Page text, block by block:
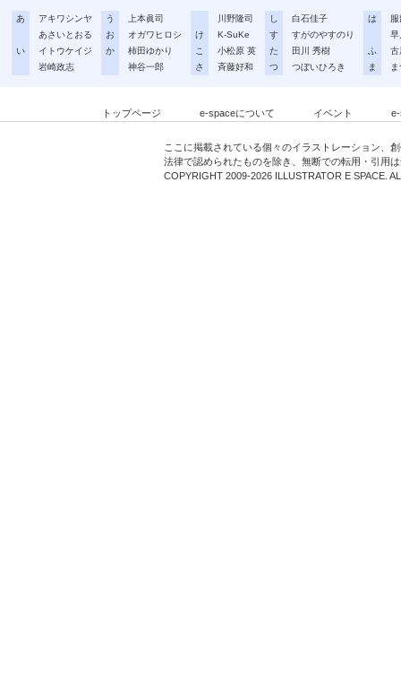
あ
アキワシンヤ
あさいとおる
い
イトウケイジ
岩崎政志
う
上本眞司
お
オガワヒロシ
か
柿田ゆかり
神谷一郎
川野隆司
け
K-SuKe
こ
小松原 英
さ
斉藤好和
し
白石佳子
す
すがのやすのり
た
田川 秀樹
つ
つぼいひろき
は
早
ふ
古
ま
トップページ e-spaceについて イベント
ここに掲載されている個々のイラストレーション、
法律で認められたものを除き、無断での転用・引用
COPYRIGHT 2009-2026 ILLUSTRATOR E SPACE.